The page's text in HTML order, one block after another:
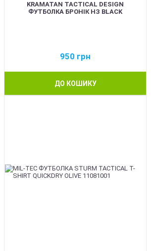
KRAMATAN TACTICAL DESIGN
ФУТБОЛКА БРОНІК НЗ BLACK
950 грн
ДО КОШИКУ